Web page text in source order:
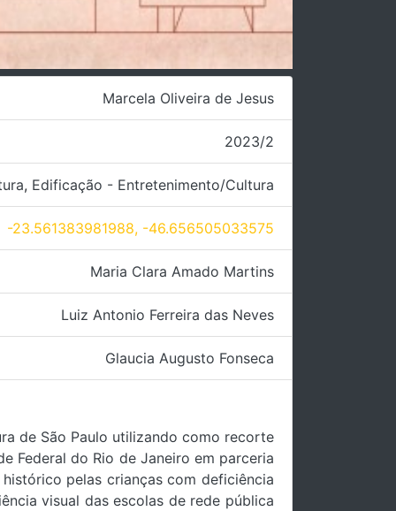
Marcela Oliveira de Jesus
2023/2
, Edificação - Entretenimento/Cultura
-23.561383981988, -46.656505033575
Maria Clara Amado Martins
Luiz Antonio Ferreira das Neves
Glaucia Augusto Fonseca
de São Paulo utilizando como recorte
Federal do Rio de Janeiro em parceria
pelas crianças com deficiência
visual das escolas de rede pública